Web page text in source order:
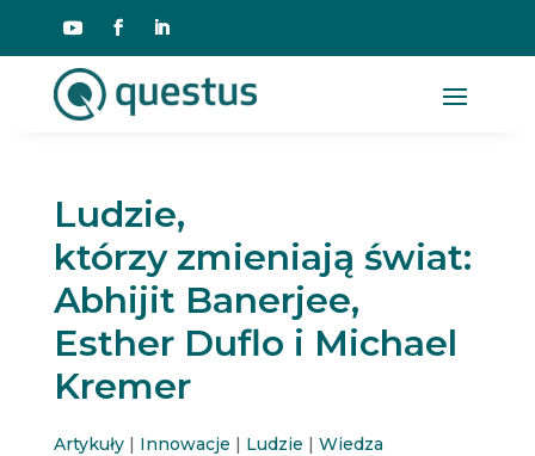
Ludzie,
którzy zmieniają świat:
Abhijit Banerjee,
Esther Duflo i Michael
Kremer
Artykuły| Innowacje | Ludzie | Wiedza